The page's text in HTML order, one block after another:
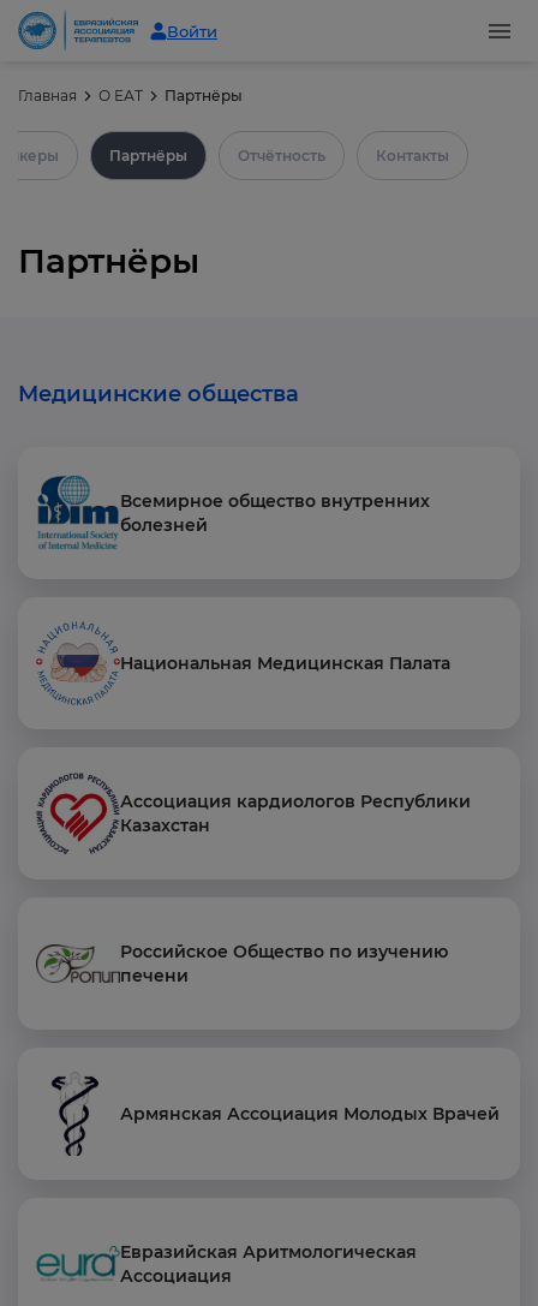
Войти
Главная О ЕАТ Партнёры
Партнёры Отчётность Контакты
Партнёры
Медицинские общества
Всемирное общество внутренних
болезней
Национальная Медицинская Палата
Ассоциация кардиологов Республики
Казахстан
Российское Общество по изучению
печени
Армянская Ассоциация Молодых Врачей
Евразийская Аритмологическая
Ассоциация